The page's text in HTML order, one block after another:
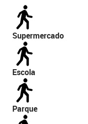
Supermercado
Escola
Parque